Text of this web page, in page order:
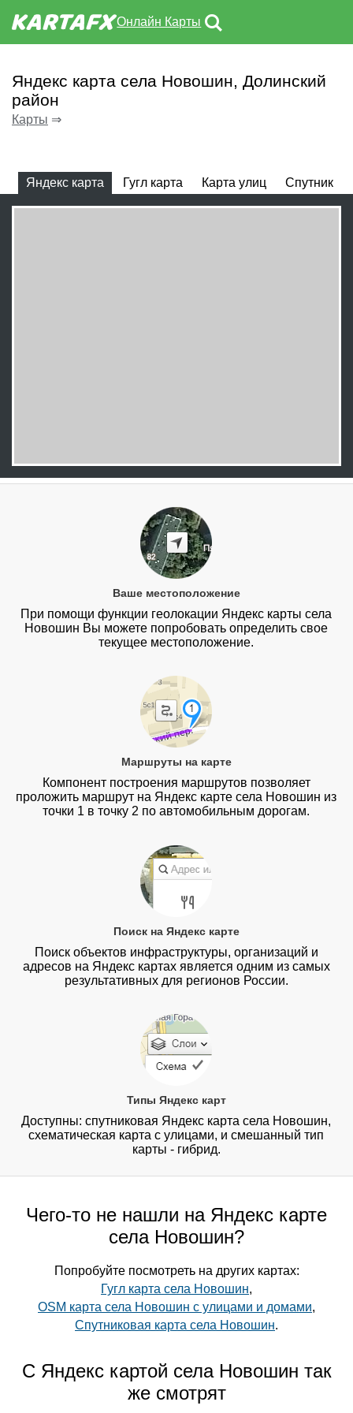
Онлайн Карты
Яндекс карта села Новошин, Долинский
район
Карты ⇒
Яндекс карта Гугл карта Карта улиц Спутник
Ваше местоположение
При помощи функции геолокации Яндекс карты села
Новошин Вы можете попробовать определить свое
текущее местоположение.
Маршруты на карте
Компонент построения маршрутов позволяет
проложить маршрут на Яндекс карте села Новошин из
точки 1 в точку 2 по автомобильным дорогам.
Поиск на Яндекс карте
Поиск объектов инфраструктуры, организаций и
адресов на Яндекс картах является одним из самых
результативных для регионов России.
Типы Яндекс карт
Доступны: спутниковая Яндекс карта села Новошин,
схематическая карта с улицами, и смешанный тип
карты - гибрид.
Чего-то не нашли на Яндекс карте
села Новошин?
Попробуйте посмотреть на других картах:
Гугл карта села Новошин,
OSM карта села Новошин с улицами и домами,
Спутниковая карта села Новошин.
С Яндекс картой села Новошин так
же смотрят